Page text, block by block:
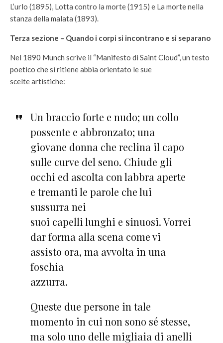
L’urlo (1895), Lotta contro la morte (1915) e La morte nella
stanza della malata (1893).
Terza sezione – Quando i corpi si incontrano e si separano
Nel 1890 Munch scrive il “Manifesto di Saint Cloud”, un testo
poetico che si ritiene abbia orientato le sue
scelte artistiche:
Un braccio forte e nudo; un collo
possente e abbronzato; una
giovane donna che reclina il capo
sulle curve del seno. Chiude gli
occhi ed ascolta con labbra aperte
e tremanti le parole che lui
sussurra nei
suoi capelli lunghi e sinuosi. Vorrei
dar forma alla scena come vi
assisto ora, ma avvolta in una
foschia
azzurra.
Queste due persone in tale
momento in cui non sono sé stesse,
ma solo uno delle migliaia di anelli